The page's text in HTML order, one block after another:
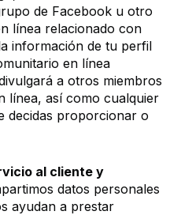
de Facebook u otro
línea relacionado con
información de tu perfil
en línea
a otros miembros
línea, así como cualquier
decidas proporcionar o
al cliente y
datos personales
ayudan a prestar